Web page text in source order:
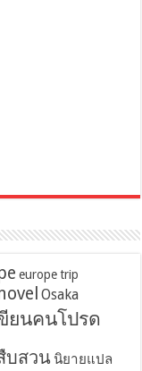
europe trip
Osaka
ยนคนโปรด
บสวน นิยายแปล